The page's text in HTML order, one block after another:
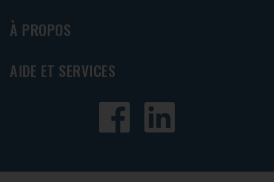
À PROPOS
AIDE ET SERVICES